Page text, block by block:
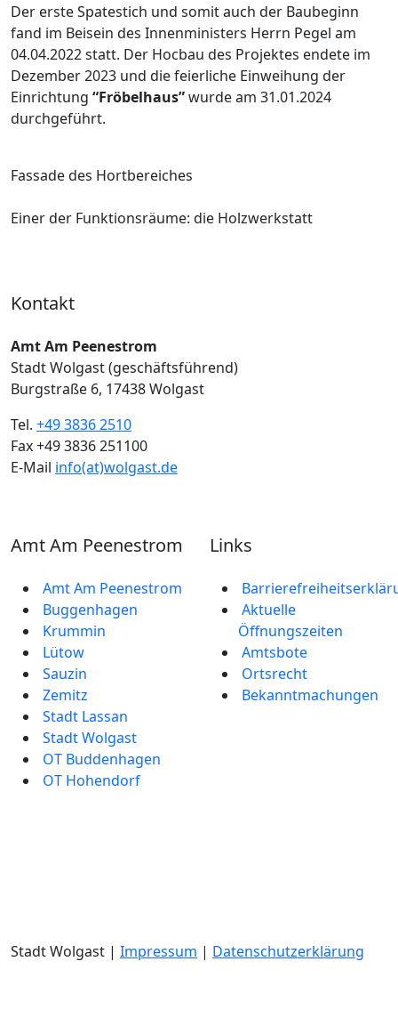
Der erste Spatestich und somit auch der Baubeginn
fand im Beisein des Innenministers Herrn Pegel am
04.04.2022 statt. Der Hocbau des Projektes endete im
Dezember 2023 und die feierliche Einweihung der
Einrichtung “Fröbelhaus”wurde am 31.01.2024
durchgeführt.
Fassade des Hortbereiches
Einer der Funktionsräume: die Holzwerkstatt
Kontakt
Amt Am Peenestrom
Stadt Wolgast (geschäftsführend)
Burgstraße 6, 17438 Wolgast
Tel. +49 3836 2510
Fax +49 3836 251100
E-Mail info(at)wolgast.de
Amt Am Peenestrom
Amt Am Peenestrom
Buggenhagen
Krummin
Lütow
Sauzin
Zemitz
Stadt Lassan
Stadt Wolgast
OT Buddenhagen
OT Hohendorf
Links
Aktuelle
Öffnungszeiten
Amtsbote
Ortsrecht
Bekannt­machungen
Stadt Wolgast | Impressum | Datenschutzerklärung